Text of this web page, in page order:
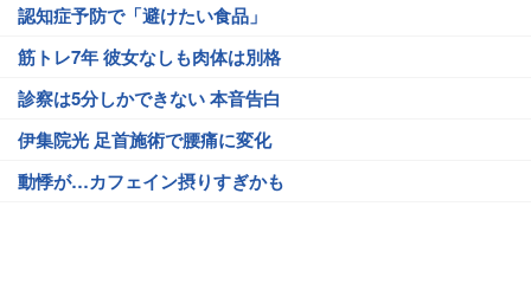
認知症予防で「避けたい食品」
筋トレ7年 彼女なしも肉体は別格
診察は5分しかできない 本音告白
伊集院光 足首施術で腰痛に変化
動悸が…カフェイン摂りすぎかも